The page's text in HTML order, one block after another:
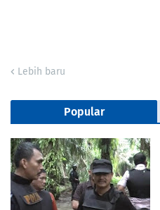
Lebih baru
Popular